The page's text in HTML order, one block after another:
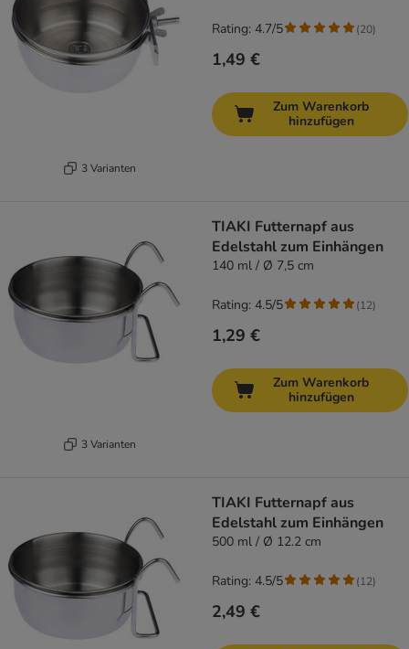
3 Varianten
1,49 €
Rating: 4.7/5 (20)
Zum Warenkorb
hinzufügen
3 Varianten
TIAKI Futternapf aus
Edelstahl zum Einhängen
140 ml / Ø 7,5 cm
1,29 €
Rating: 4.5/5 (12)
Zum Warenkorb
hinzufügen
TIAKI Futternapf aus
Edelstahl zum Einhängen
500 ml / Ø 12.2 cm
2,49 €
Rating: 4.5/5 (12)